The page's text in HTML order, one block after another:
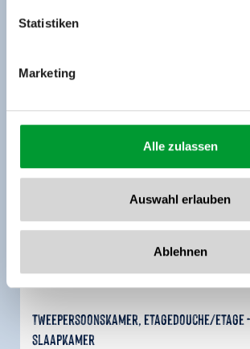
www.zillertalarena.com
Statistiken
Marketing
Alle zulassen
Auswahl erlauben
Ablehnen
Tweepersoonskamer, etagedouche/etage
slaapkamer